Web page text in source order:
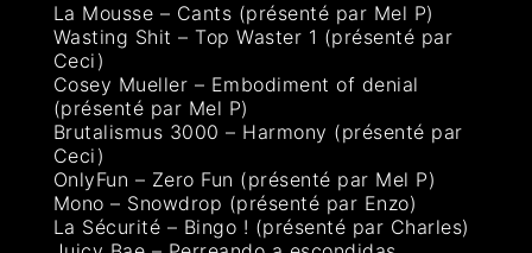
La Mousse – Cants (présenté par Mel P)
Wasting Shit – Top Waster 1 (présenté par
Ceci)
Cosey Mueller – Embodiment of denial
(présenté par Mel P)
Brutalismus 3000 – Harmony (présenté par
Ceci)
OnlyFun – Zero Fun (présenté par Mel P)
Mono – Snowdrop (présenté par Enzo)
La Sécurité – Bingo ! (présenté par Charles)